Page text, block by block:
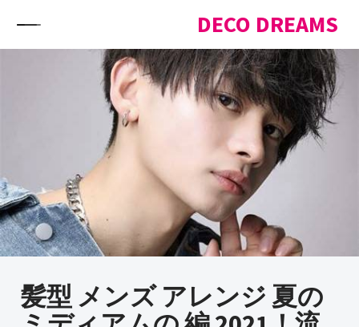
DECO DREAMS
髪型 メンズ アレンジ 夏の